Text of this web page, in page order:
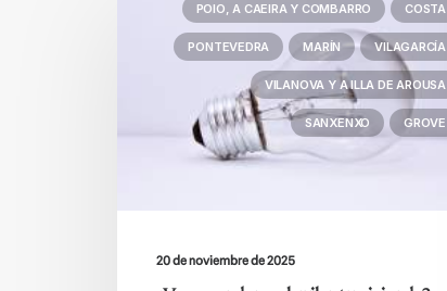
POIO, A CAEIRA Y COMBARRO COSTA
PONTEVEDRA MARÍN VILAGARCÍA
VILANOVA Y A ILLA DE AROUSA
SANXENXO GROVE
20 de noviembre de 2025